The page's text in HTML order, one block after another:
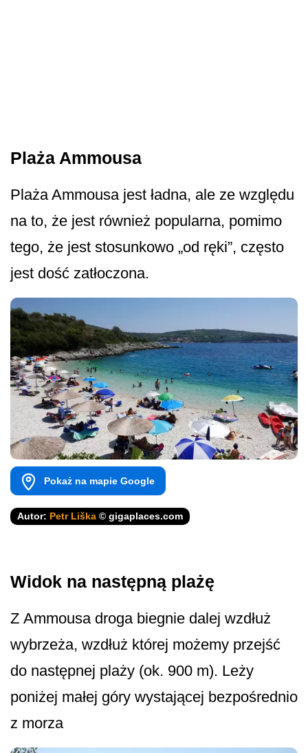
Plaża Ammousa
Plaża Ammousa jest ładna, ale ze względu
na to, że jest również popularna, pomimo
tego, że jest stosunkowo „od ręki”, często
jest dość zatłoczona.
Pokaż na mapie Google
Autor: Petr Liška © gigaplaces.com
Widok na następną plażę
Z Ammousa droga biegnie dalej wzdłuż
wybrzeża, wzdłuż której możemy przejść
do następnej plaży (ok. 900 m). Leży
poniżej małej góry wystającej bezpośrednio
z morza